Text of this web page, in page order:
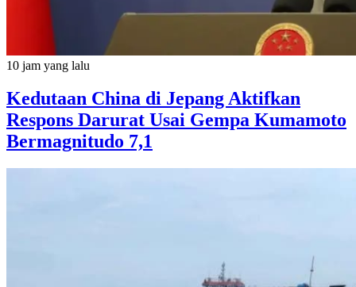
10 jam yang lalu
Kedutaan China di Jepang Aktifkan
Respons Darurat Usai Gempa Kumamoto
Bermagnitudo 7,1